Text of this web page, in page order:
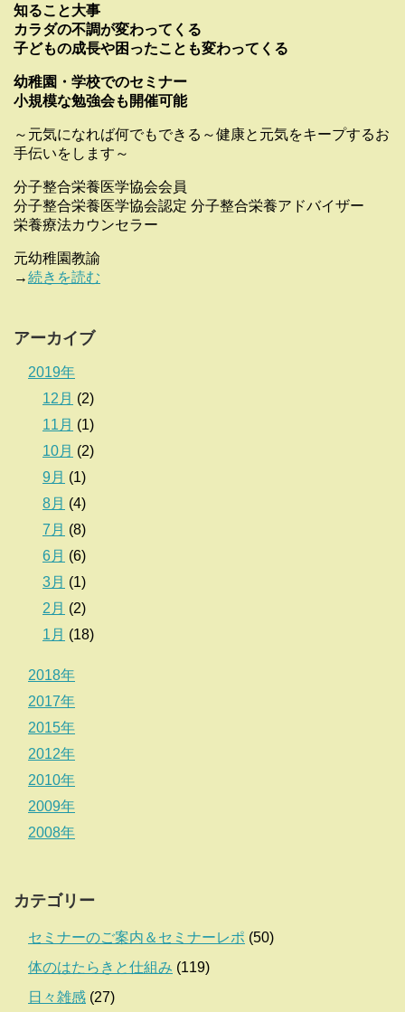
知ること大事
カラダの不調が変わってくる
子どもの成長や困ったことも変わってくる
幼稚園・学校でのセミナー
小規模な勉強会も開催可能
～元気になれば何でもできる～健康と元気をキープするお
手伝いをします～
分子整合栄養医学協会会員
分子整合栄養医学協会認定 分子整合栄養アドバイザー
栄養療法カウンセラー
元幼稚園教諭
→続きを読む
アーカイブ
2019年
12月 (2)
11月 (1)
10月 (2)
9月 (1)
8月 (4)
7月 (8)
6月 (6)
3月 (1)
2月 (2)
1月 (18)
2018年
2017年
2015年
2012年
2010年
2009年
2008年
カテゴリー
セミナーのご案内＆セミナーレポ (50)
体のはたらきと仕組み (119)
日々雑感 (27)